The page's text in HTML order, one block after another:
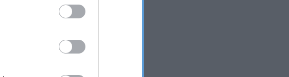
thwf personol. Bydd y
Edrychaf ymlaen at weld